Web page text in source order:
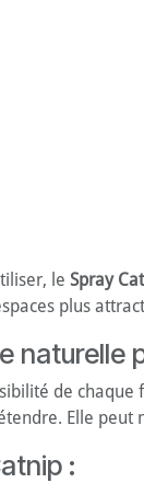
le Spray
plus
naturelle
de
Elle peut
: